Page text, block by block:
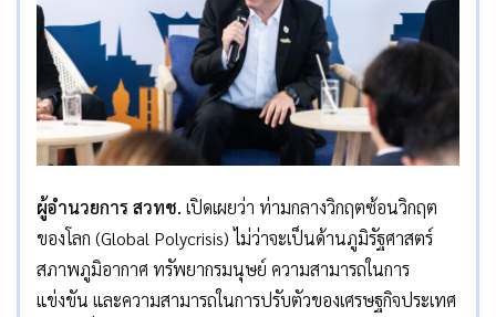
ผู้อำนวยการ สวทช. เปิดเผยว่า ท่ามกลางวิกฤตซ้อนวิกฤต
ของโลก (Global Polycrisis) ไม่ว่าจะเป็นด้านภูมิรัฐศาสตร์
สภาพภูมิอากาศ ทรัพยากรมนุษย์ ความสามารถในการ
แข่งขัน และความสามารถในการปรับตัวของเศรษฐกิจประเทศ